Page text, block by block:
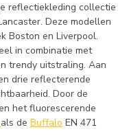
reflectiekleding collectie
Deze modellen
Boston en Liverpool.
in combinatie met
trendy uitstraling. Aan
drie reflecterende
Door de
het fluorescerende
als de Buffalo EN 471